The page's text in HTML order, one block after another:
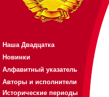
Наша Двадцатка
Новинки
Алфавитный указатель
Авторы и исполнители
Исторические периоды